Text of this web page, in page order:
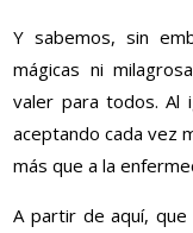
Y sabemos, sin
mágicas ni
valer para todos. Al
aceptando cada vez
más que a la
A partir de aquí,